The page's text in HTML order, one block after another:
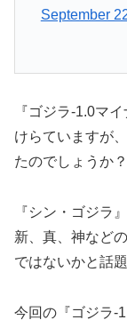
September
『ゴジラ-1.0マ
けらていますが
たのでしょうか？
『シン・ゴジラ
新、真、神など
ではないかと話
今回の『ゴジラ-